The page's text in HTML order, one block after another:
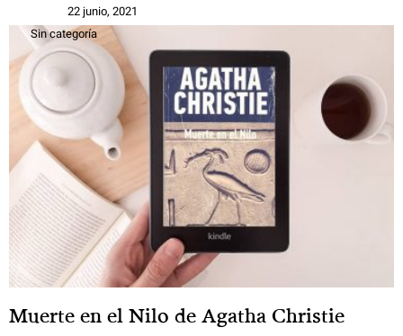
22 junio, 2021
Sin categoría
Muerte en el Nilo de Agatha Christie